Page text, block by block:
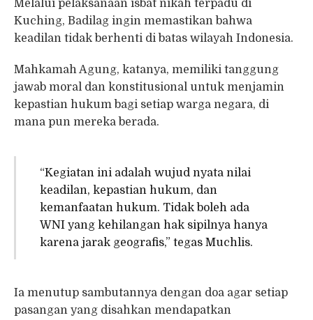
Melalui pelaksanaan isbat nikah terpadu di
Kuching, Badilag ingin memastikan bahwa
keadilan tidak berhenti di batas wilayah Indonesia.
Mahkamah Agung, katanya, memiliki tanggung
jawab moral dan konstitusional untuk menjamin
kepastian hukum bagi setiap warga negara, di
mana pun mereka berada.
“Kegiatan ini adalah wujud nyata nilai
keadilan, kepastian hukum, dan
kemanfaatan hukum. Tidak boleh ada
WNI yang kehilangan hak sipilnya hanya
karena jarak geografis,” tegas Muchlis.
Ia menutup sambutannya dengan doa agar setiap
pasangan yang disahkan mendapatkan